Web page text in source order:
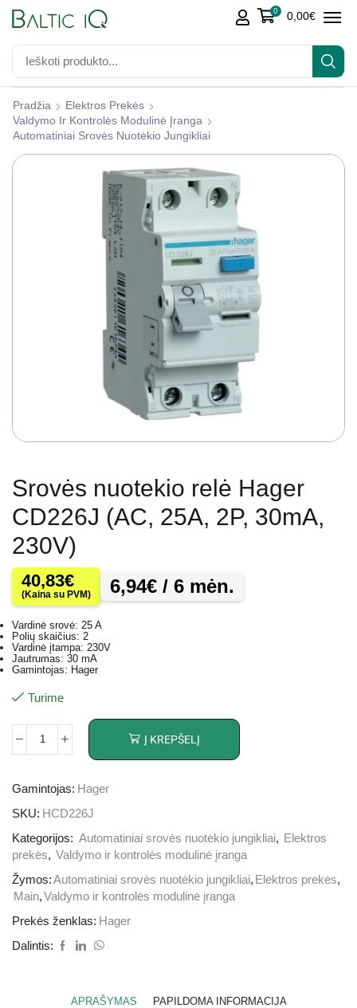
0 0,00€
Pradžia
Elektros Prekės
Valdymo Ir Kontrolės Modulinė Įranga
Automatiniai Srovės Nuotėkio Jungikliai
Srovės nuotekio relė Hager
CD226J (AC, 25A, 2P, 30mA,
230V)
40,83€
(Kaina su PVM) 6,94€ / 6 mėn.
Vardinė srovė: 25 A
Polių skaičius: 2
Vardinė įtampa: 230V
Jautrumas: 30 mA
Gamintojas: Hager
Turime
Į KREPŠELĮ
Gamintojas: Hager
SKU: HCD226J
Kategorijos: Automatiniai srovės nuotėkio jungikliai, Elektros
prekės, Valdymo ir kontrolės modulinė įranga
Žymos:Automatiniai srovės nuotėkio jungikliai, Elektros prekės,
Main,Valdymo ir kontrolės modulinė įranga
Prekės ženklas: Hager
Dalintis:
APRAŠYMAS PAPILDOMA INFORMACIJA